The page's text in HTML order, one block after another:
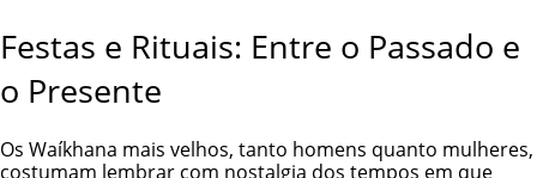
Festas e Rituais: Entre o Passado e
o Presente
Os Waíkhana mais velhos, tanto homens quanto mulheres,
costumam lembrar com nostalgia dos tempos em que